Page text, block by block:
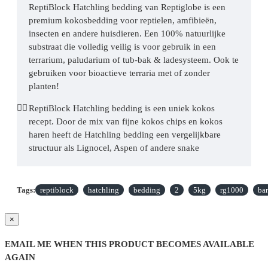
ReptiBlock Hatchling bedding van Reptiglobe is een
premium kokosbedding voor reptielen, amfibieën,
insecten en andere huisdieren. Een 100% natuurlijke
substraat die volledig veilig is voor gebruik in een
terrarium, paludarium of tub-bak & ladesysteem. Ook te
gebruiken voor bioactieve terraria met of zonder
planten!
ReptiBlock Hatchling bedding is een uniek kokos
recept. Door de mix van fijne kokos chips en kokos
haren heeft de Hatchling bedding een vergelijkbare
structuur als Lignocel, Aspen of andere snake
Alle kokosbedding wordt gemaakt van de peul van de
kokosnoot. Wanneer de peul nog een groene vrucht is,
De overgebleven (peul) schillen zijn de basis van onze
Tags: reptiblock hatchling bedding 2 5kg rg1000
×
EMAIL ME WHEN THIS PRODUCT BECOMES AVAILABLE
AGAIN